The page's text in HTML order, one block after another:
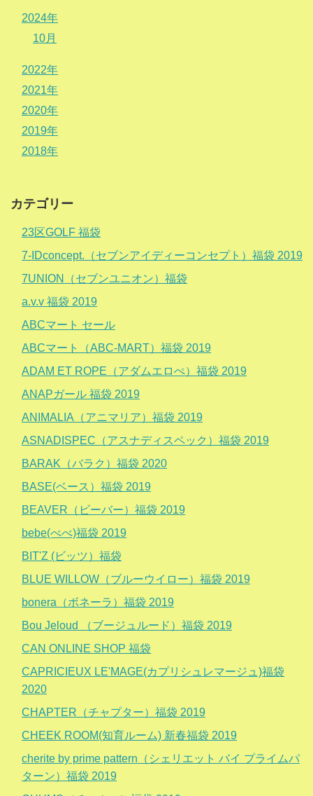
2024年
10月
2022年
2021年
2020年
2019年
2018年
カテゴリー
23区GOLF 福袋
7-IDconcept.（セブンアイディーコンセプト）福袋 2019
7UNION（セブンユニオン）福袋
a.v.v 福袋 2019
ABCマート セール
ABCマート（ABC-MART）福袋 2019
ADAM ET ROPE（アダムエロぺ）福袋 2019
ANAPガール 福袋 2019
ANIMALIA（アニマリア）福袋 2019
ASNADISPEC（アスナディスペック）福袋 2019
BARAK（バラク）福袋 2020
BASE(ベース）福袋 2019
BEAVER（ビーバー）福袋 2019
bebe(べべ)福袋 2019
BIT'Z (ビッツ）福袋
BLUE WILLOW（ブルーウイロー）福袋 2019
bonera（ボネーラ）福袋 2019
Bou Jeloud （ブージュルード）福袋 2019
CAN ONLINE SHOP 福袋
CAPRICIEUX LE'MAGE(カプリシュレマージュ)福袋
2020
CHAPTER（チャプター）福袋 2019
CHEEK ROOM(知育ルーム) 新春福袋 2019
cherite by prime pattern（シェリエット バイ プライムパ
ターン）福袋 2019